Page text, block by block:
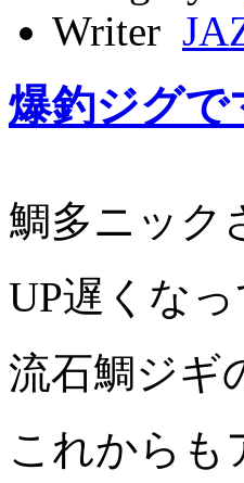
Writer
爆釣ジグで
鯛多ニック
UP遅くな
流石鯛ジギ
これからも